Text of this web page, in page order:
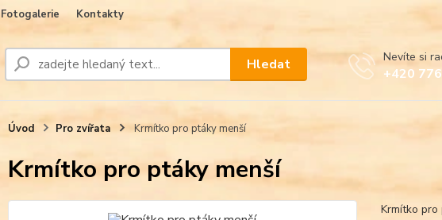
Fotogalerie Kontakty
Hledat Nevíte si
+420
Úvod Pro zvířata Krmítko pro ptáky menší
Krmítko pro ptáky menší
Krmítko pro